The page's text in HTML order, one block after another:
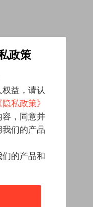
政策
益，请认
隐私政策》
容，同意并
们的产品
的产品和